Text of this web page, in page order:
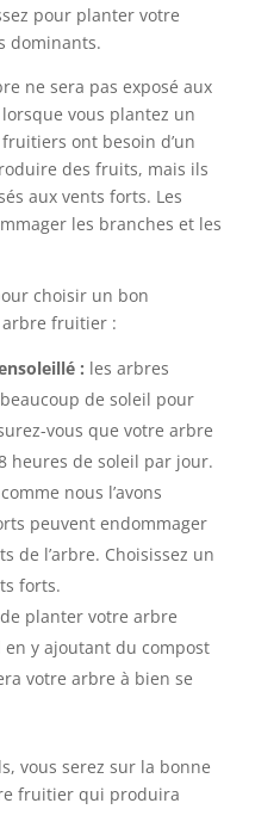
pour planter votre
dominants.
ne sera pas exposé aux
vous plantez un
ont besoin d’un
des fruits, mais ils
aux vents forts. Les
les branches et les
choisir un bon
fruitier :
: les arbres
de soleil pour
vous que votre arbre
heures de soleil par jour.
comme nous l’avons
peuvent endommager
de l’arbre. Choisissez un
forts.
planter votre arbre
y ajoutant du compost
votre arbre à bien se
vous serez sur la bonne
fruitier qui produira